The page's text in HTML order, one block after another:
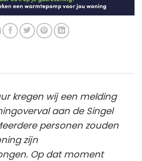
kregen wij een melding
aan de Singel
personen zouden
zijn
Op dat moment